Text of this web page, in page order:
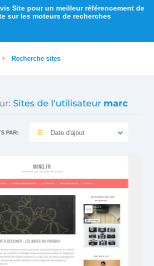
Site pour un meilleur référencement de
sur les moteurs de recherches
Recherche sites
Sites de l'utilisateur marc
PAR: Date d'ajout